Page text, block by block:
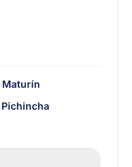
Maturín
Pichincha